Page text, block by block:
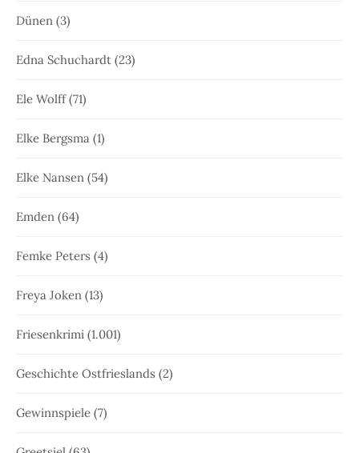
Dünen (3)
Edna Schuchardt (23)
Ele Wolff(71)
Elke Bergsma (1)
Elke Nansen (54)
Emden (64)
Femke Peters (4)
Freya Joken (13)
Friesenkrimi (1.001)
Geschichte Ostfrieslands (2)
Gewinnspiele (7)